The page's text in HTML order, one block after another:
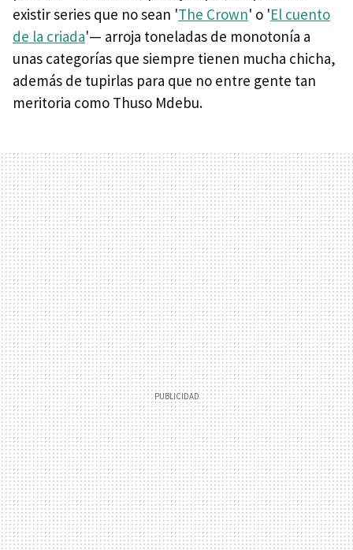
existir series que no sean 'The Crown' o 'El cuento
de la criada'— arroja toneladas de monotonía a
unas categorías que siempre tienen mucha chicha,
además de tupirlas para que no entre gente tan
meritoria como Thuso Mdebu.